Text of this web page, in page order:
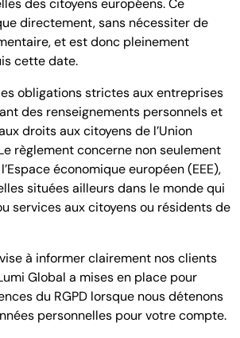
des citoyens européens. Ce
directement, sans nécessiter de
et est donc pleinement
cette date.
obligations strictes aux entreprises
des renseignements personnels et
droits aux citoyens de l’Union
règlement concerne non seulement
économique européen (EEE),
situées ailleurs dans le monde qui
services aux citoyens ou résidents de
à informer clairement nos clients
Global a mises en place pour
du RGPD lorsque nous détenons
personnelles pour votre compte.